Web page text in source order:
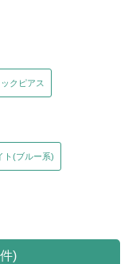
ックピアス
ト(ブルー系)
)